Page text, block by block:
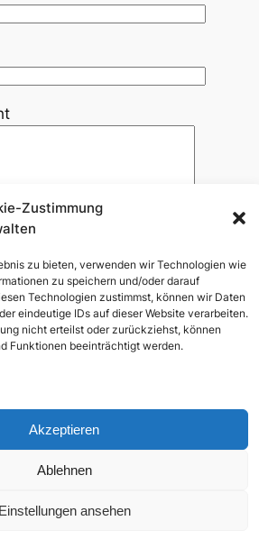
Zustimmung
zu bieten, verwenden wir Technologien wie
zu speichern und/oder darauf
Technologien zustimmst, können wir Daten
eindeutige IDs auf dieser Website verarbeiten.
nicht erteilst oder zurückziehst, können
Funktionen beeinträchtigt werden.
Akzeptieren
Ablehnen
Einstellungen ansehen
meiner Nachricht
Verarbeitung meiner Daten
Datenschutzerklärung